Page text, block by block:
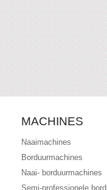
MACHINES
Naaimachines
Borduurmachines
Naai- borduurmachines
Semi-professionele